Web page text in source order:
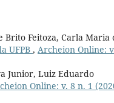
Brito Feitoza, Carla Maria
UFPB , Archeion Online:
Junior, Luiz Eduardo
Online: v. 8 n. 1